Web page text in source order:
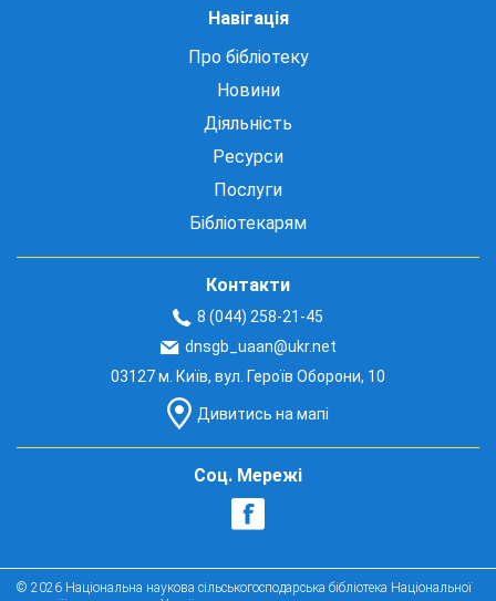
Навігація
Про бібліотеку
Новини
Діяльність
Ресурси
Послуги
Бібліотекарям
Контакти
8 (044) 258-21-45
dnsgb_uaan@ukr.net
03127 м. Київ, вул. Героїв Оборони, 10
Дивитись на мапі
Соц. Мережі
© 2026 Національна наукова сільськогосподарська бібліотека Національної